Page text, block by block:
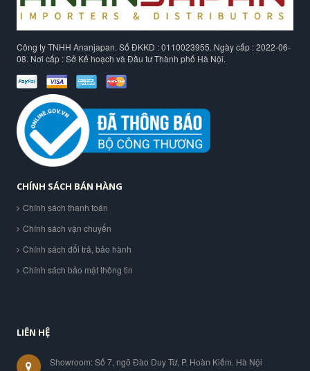
Công ty TNHH Ananjapan. Số ĐKKD : 0110023955. Ngày cấp : 2022-06-
08. Nơi cấp : Sở Kế hoạch và Đầu tư Thành phố Hà Nội.
CHÍNH SÁCH BÁN HÀNG
Chính sách thanh toán
Chính sách vận chuyển
Chính sách đổi trả, bảo hành
Chính sách bảo mật thông tin
LIÊN HỆ
Showroom: Số 7, ngõ Đào Duy Từ, P. Hoàn Kiếm. Hà Nội